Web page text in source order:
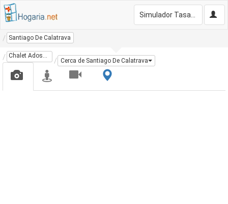
Santiago De Calatrava
Chalet Adosado
Cerca de Santiago De Calatrava